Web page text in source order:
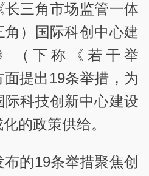
三角市场监管一体
）国际科创中心建
（下称《若干举
提出19条举措，为
际科技创新中心建设
的政策供给。
布的19条举措聚焦创